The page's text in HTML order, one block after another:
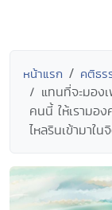
หน้าแรก คติธร
แทนที่จะมอง
คนนี้ ให้เรามอ
ไหลรินเข้ามาใน